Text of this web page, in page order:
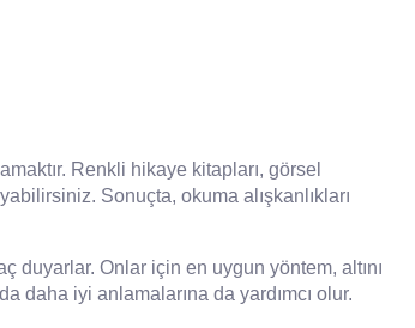
Renkli hikaye kitapları, görsel
Sonuçta, okuma alışkanlıkları
duyarlar. Onlar için en uygun yöntem, altını
daha iyi anlamalarına da yardımcı olur.